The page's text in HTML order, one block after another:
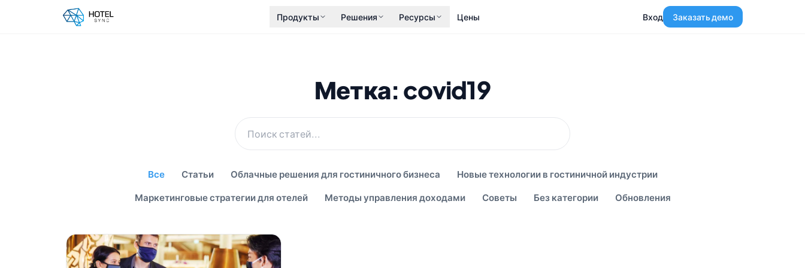
Продукты Решения Ресурсы Цены Вход Заказать демо
Метка: covid19
Все Статьи Облачные решения для гостиничного бизнеса Новые технологии в гостиничной индустрии
Маркетинговые стратегии для отелей Методы управления доходами Советы Без категории Обновления